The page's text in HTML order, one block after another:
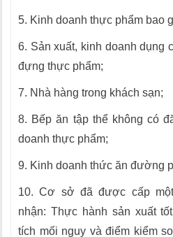
5. Kinh doanh thực phẩm bao
6. Sản xuất, kinh doanh dụng
đựng thực phẩm;
7. Nhà hàng trong khách sạn;
8. Bếp ăn tập thể không có
doanh thực phẩm;
9. Kinh doanh thức ăn đường
10. Cơ sở đã được cấp
nhận: Thực hành sản xuất
tích mối nguy và điểm kiểm